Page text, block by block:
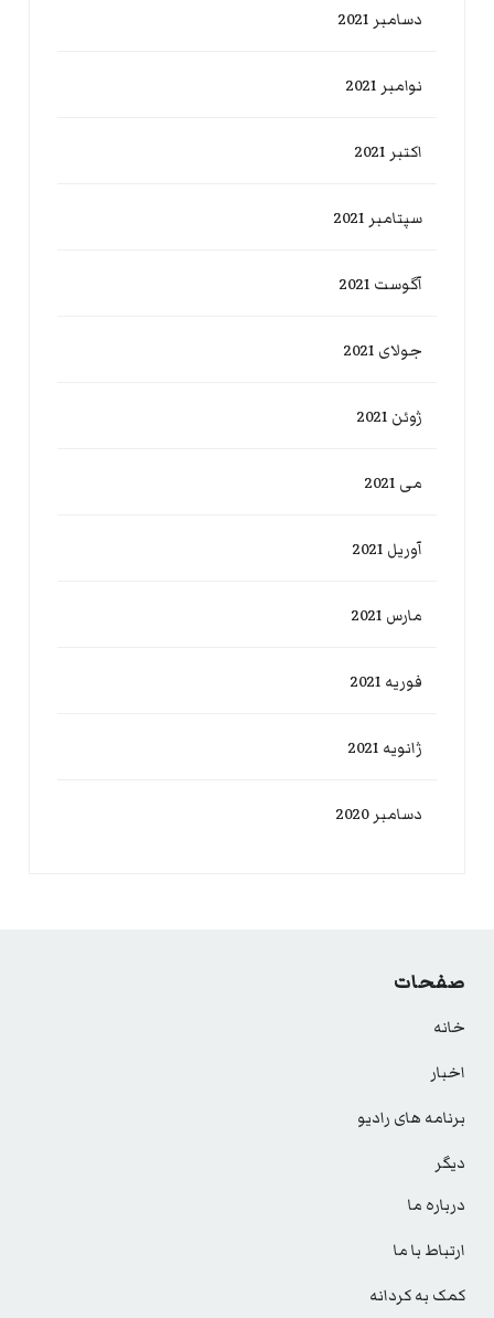
دسامبر 2021
نوامبر 2021
اکتبر 2021
سپتامبر 2021
آگوست 2021
جولای 2021
ژوئن 2021
می 2021
آوریل 2021
مارس 2021
فوریه 2021
ژانویه 2021
دسامبر 2020
صفحات
خانه
اخبار
برنامه های رادیو
دیگر
درباره ما
ارتباط با ما
کمک به کردانه